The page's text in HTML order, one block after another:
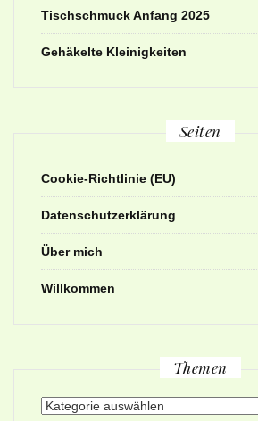
Tischschmuck Anfang 2025
Gehäkelte Kleinigkeiten
Seiten
Cookie-Richtlinie (EU)
Datenschutzerklärung
Über mich
Willkommen
Themen
Themen